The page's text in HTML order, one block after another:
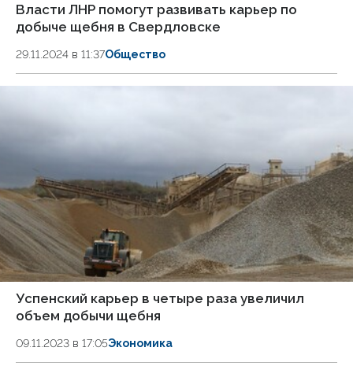
Власти ЛНР помогут развивать карьер по
добыче щебня в Свердловске
29.11.2024 в 11:37Общество
Успенский карьер в четыре раза увеличил
объем добычи щебня
09.11.2023 в 17:05Экономика